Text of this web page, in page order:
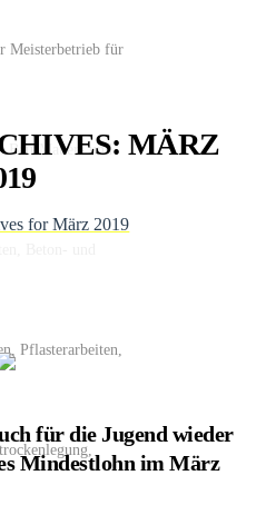
MÄRZ
for März 2019
für die Jugend wieder
Mindestlohn im März